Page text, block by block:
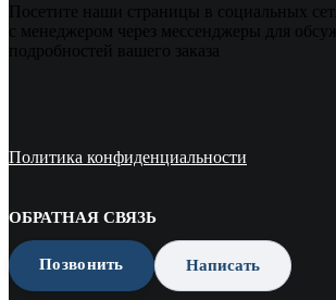
Посетите наши страницы в социальных
с менеджером через мессенджеры для
подробностей вашего заказа
Политика конфиденциальности
ОБРАТНАЯ СВЯЗЬ
Позвонить Написать